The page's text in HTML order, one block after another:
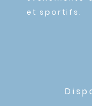
et sportifs .